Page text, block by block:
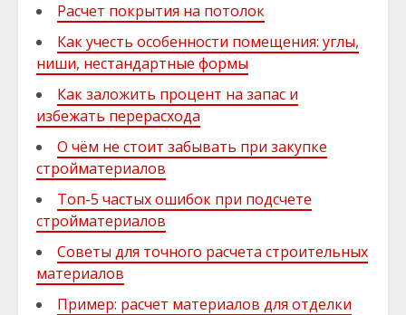
Расчет покрытия на потолок
Как учесть особенности помещения: углы,
ниши, нестандартные формы
Как заложить процент на запас и
избежать перерасхода
О чём не стоит забывать при закупке
стройматериалов
Топ-5 частых ошибок при подсчете
стройматериалов
Советы для точного расчета строительных
материалов
Пример: расчет материалов для отделки